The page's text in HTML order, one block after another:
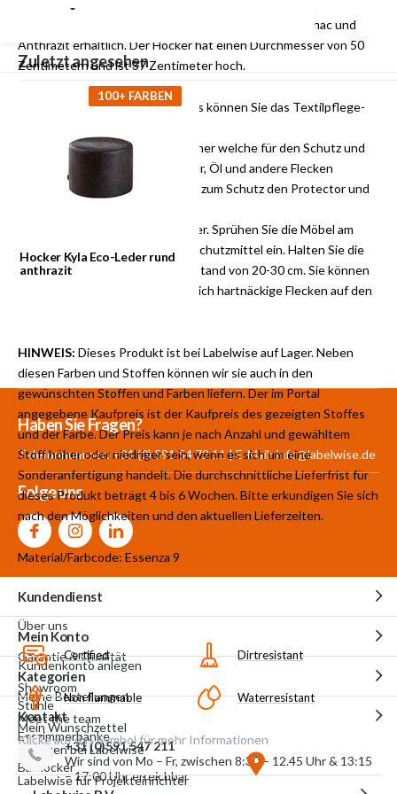
Der Kyla ist in den Farben Olivgrün, Beige, Braun, Cognac und
Anthrazit erhältlich. Der Hocker hat einen Durchmesser von 50
Zentimetern und ist 37 Zentimeter hoch.
Zur Pflege des Produktes können Sie das Textilpflege-
einem Protector und einem Cleaner welche für den Schutz und
die Reinigung gegen Fett, Wasser, Öl und andere Flecken
spezialisiert sind. Verwenden Sie zum Schutz den Protector und
Pflegen und Reinigen den Cleaner. Sprühen Sie die Möbel am
besten nach dem Kauf mit dem Schutzmittel ein. Halten Sie die
Spraydose aufrecht in einem Abstand von 20-30 cm. Sie können
den Reiniger verwenden, wenn sich hartnäckige Flecken auf den
HINWEIS: Dieses Produkt ist bei Labelwise auf Lager. Neben
diesen Farben und Stoffen können wir sie auch in den
gewünschten Stoffen und Farben liefern. Der im Portal
angegebene Kaufpreis ist der Kaufpreis des gezeigten Stoffes
und der Farbe. Der Preis kann je nach Anzahl und gewähltem
Stoff höher oder niedriger sein, wenn es sich um eine
Sonderanfertigung handelt. Die durchschnittliche Lieferfrist für
dieses Produkt beträgt 4 bis 6 Wochen. Bitte erkundigen Sie sich
nach den Möglichkeiten und den aktuellen Lieferzeiten.
Material/Farbcode: Essenza 9
Certified Dirtresistant
Non flammable Waterresistant
Klicke auf das Symbol für mehr Informationen
Zuletzt angesehen
Hocker Kyla Eco-Leder rund
anthrazit
100+ FARBEN
Mehr als 30.000
Produkte auf Lager
700 m²
Showroom
Produkte aus
eigener Produktion
Haben Sie Fragen?
Telefonnummer: +31 (0) 591 54 72 11 | E-Mail:info@labelwise.de
Folge uns
Kundendienst
Über uns
Garantie & Qualität
Showroom
Meet the team
Arbeiten bei Labelwise
Labelwise für Projekteinrichter
Mein Konto
Kundenkonto anlegen
Meine Bestellungen
Mein Wunschzettel
Kategorien
Stühle
Esszimmerbänke
Barhocker
Kontakt
+31 (0)591 547 211
Wir sind von Mo – Fr, zwischen 8:30 – 12.45 Uhr & 13:15
– 17:00 Uhr erreichbar